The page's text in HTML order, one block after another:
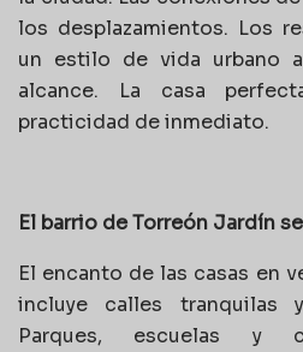
los desplazamientos. Los
un estilo de vida urbano
alcance. La casa
practicidad de inmediato.
El barrio de Torreón Jardín
El encanto de las casas en
incluye calles tranquilas
Parques, escuelas y